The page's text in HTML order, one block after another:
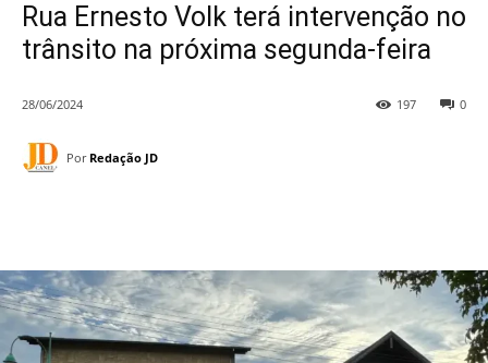
Rua Ernesto Volk terá intervenção no
trânsito na próxima segunda-feira
28/06/2024 0
197
Por Redação JD